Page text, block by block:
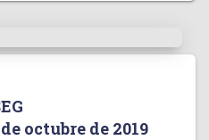
octubre de 2019